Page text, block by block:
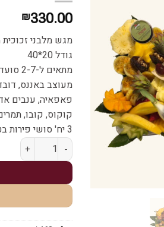
₪330.00
מגש מלבני
גודל 20*40
מתאים ל-2-7 סועדים, מתאים כתוספת לכיבוד נוסף.
מעוצב באננס,
פאפאיה, ענבים
קוקוס, קובו,
3 יח' סושי פירות בטעמים מטריפים
כמות של פרי היופי